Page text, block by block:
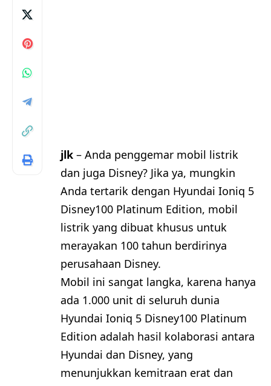
jlk – Anda penggemar mobil listrik
dan juga Disney? Jika ya, mungkin
Anda tertarik dengan Hyundai Ioniq 5
Disney100 Platinum Edition, mobil
listrik yang dibuat khusus untuk
merayakan 100 tahun berdirinya
perusahaan Disney.
Mobil ini sangat langka, karena hanya
ada 1.000 unit di seluruh dunia
Hyundai Ioniq 5 Disney100 Platinum
Edition adalah hasil kolaborasi antara
Hyundai dan Disney, yang
menunjukkan kemitraan erat dan